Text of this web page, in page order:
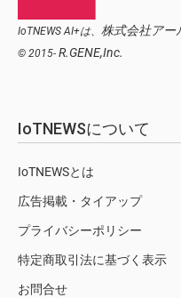
IoTNEWS AI+は、 株式会社アー
© 2015- R.GENE,Inc.
IoTNEWSについて
IoTNEWSとは
広告掲載・タイアップ
プライバシーポリシー
特定商取引法に基づく表示
お問合せ